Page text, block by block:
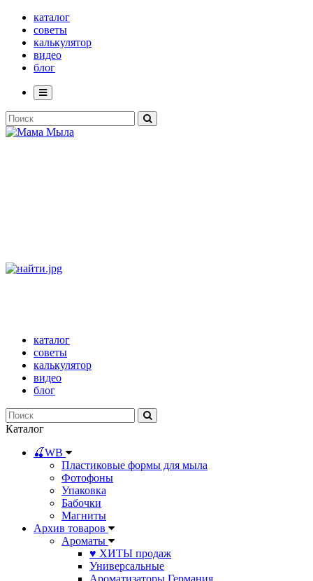
каталог
советы
калькулятор
видео
блог
каталог
советы
калькулятор
видео
блог
Каталог
🍒WB
Пластиковые формы для мыла
Фотофоны
Упаковка
Бабочки
Магниты
Архив товаров
Ароматы
♥ ХИТЫ продаж
Универсальные
Ароматизаторы Германия